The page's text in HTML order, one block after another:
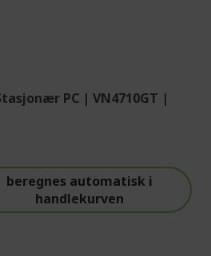
PC | VN4710GT |
beregnes automatisk i
handlekurven